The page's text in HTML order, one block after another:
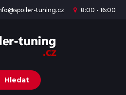
tuning.cz 8:00 - 16:00
Hledat